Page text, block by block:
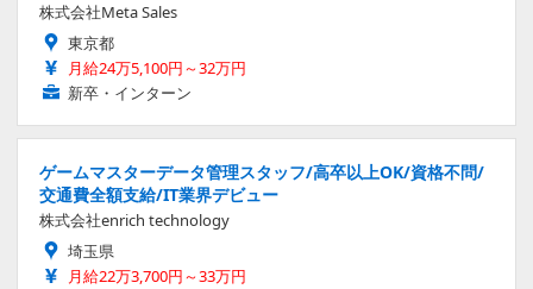
株式会社Meta Sales
東京都
月給24万5,100円～32万円
新卒・インターン
ゲームマスターデータ管理スタッフ/高卒以上OK/資格不問/
交通費全額支給/IT業界デビュー
株式会社enrich technology
埼玉県
月給22万3,700円～33万円